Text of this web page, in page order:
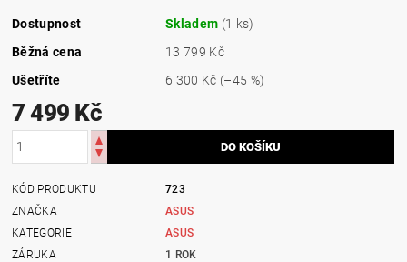
Dostupnost Skladem (1 ks)
Běžná cena
13 799 Kč
Ušetříte
6 300 Kč (–45 %)
7 499 Kč
KÓD PRODUKTU
723
ZNAČKA
ASUS
KATEGORIE
ASUS
ZÁRUKA
1 ROK